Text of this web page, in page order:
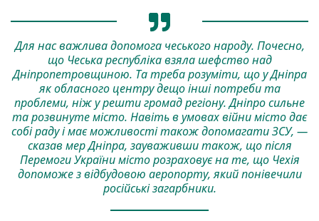
Для нас важлива допомога чеського народу. Почесно,
що Чеська республіка взяла шефство над
Дніпропетровщиною. Та треба розуміти, що у Дніпра
як обласного центру дещо інші потреби та
проблеми, ніж у решти громад регіону. Дніпро сильне
та розвинуте місто. Навіть в умовах війни місто дає
собі раду і має можливості також допомагати ЗСУ, —
сказав мер Дніпра, зауваживши також, що після
Перемоги України місто розраховує на те, що Чехія
допоможе з відбудовою аеропорту, який понівечили
російські загарбники.